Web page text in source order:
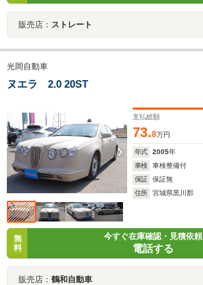
販売店： ストレート
光岡自動車
ヌエラ 2.0 20ST
支払総額
73.8万円
年式 2005年
車検
車検整備付
保証
保証無
住所
宮城県黒川郡
無
料
今すぐ在庫確認・見積依頼
電話する
販売店： 鶴和自動車